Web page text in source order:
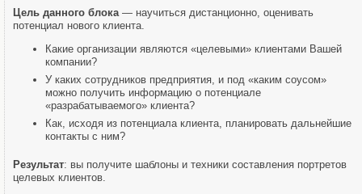
Цель данного блока — научиться дистанционно, оценивать
потенциал нового клиента.
Какие организации являются «целевыми» клиентами Вашей
компании?
У каких сотрудников предприятия, и под «каким соусом»
можно получить информацию о потенциале
«разрабатываемого» клиента?
Как, исходя из потенциала клиента, планировать дальнейшие
контакты с ним?
Результат: вы получите шаблоны и техники составления портретов
целевых клиентов.